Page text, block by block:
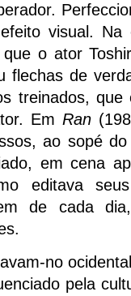
visual.
o ator
flechas de
treinados, que
Em Ran
ao sopé
em cena
editava
de cada
no
pela